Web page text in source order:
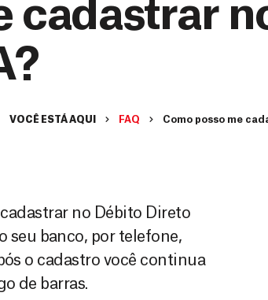
cadastrar
VOCÊ ESTÁ AQUI FAQ Como posso me
cadastrar no Débito Direto
seu banco, por telefone,
o cadastro você continua
de barras.